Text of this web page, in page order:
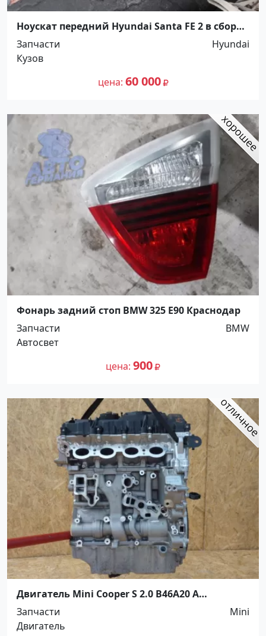
Ноускат передний Hyundai Santa FE 2 в сборе
(отрез) Краснодар
Запчасти
Hyundai
Кузов
цена 60 000
Фонарь задний стоп BMW 325 E90 Краснодар
Запчасти
BMW
Автосвет
цена 900
Двигатель Mini Cooper S 2.0 B46A20 A
Краснодар
Запчасти
Mini
Двигатель